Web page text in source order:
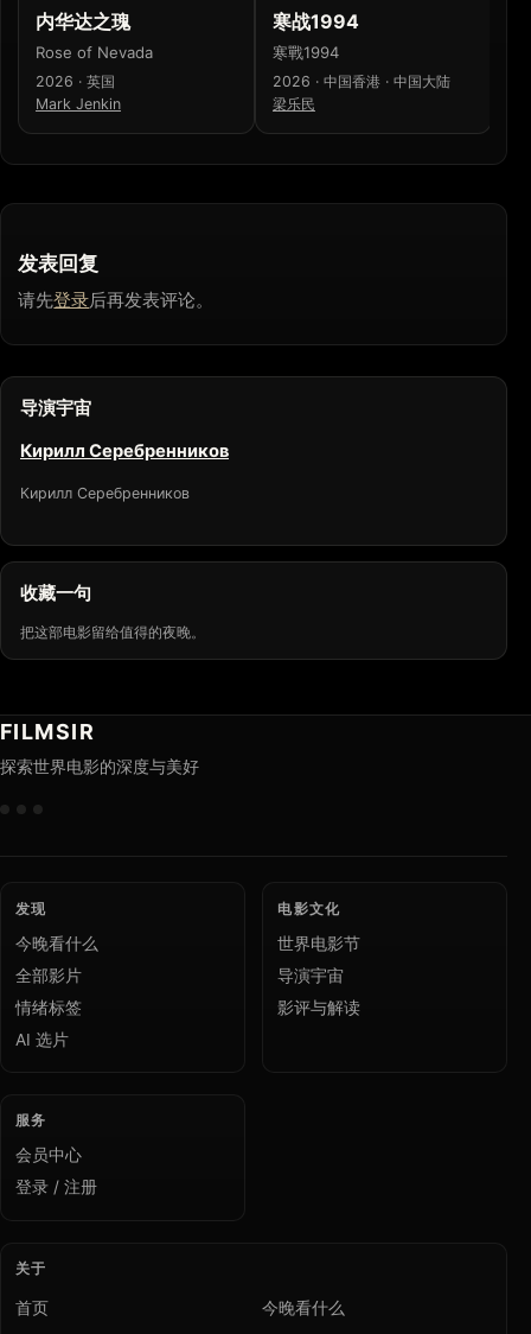
内华达之瑰
Rose of Nevada
2026 · 英国
Mark Jenkin
寒战1994
寒戰1994
2026 · 中国香港 · 中国大陆
梁乐民
发表回复
请先登录后再发表评论。
导演宇宙
Кирилл Серебренников
Кирилл Серебренников
收藏一句
把这部电影留给值得的夜晚。
FILMSIR
探索世界电影的深度与美好
发现
今晚看什么
全部影片
情绪标签
AI 选片
电影文化
世界电影节
导演宇宙
影评与解读
服务
会员中心
登录 / 注册
关于
首页 今晚看什么